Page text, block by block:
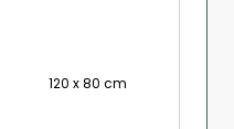
120 x 80 cm